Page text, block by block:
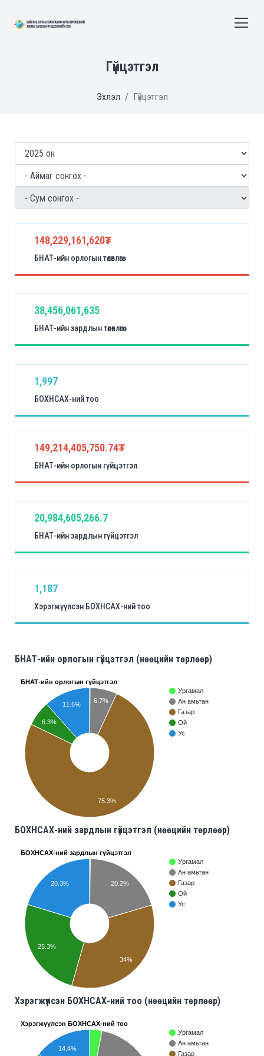
Гүйцэтгэл
Эхлэл Гүйцэтгэл
148,229,161,620₮
БНАТ-ийн орлогын төлөвлөгөө
38,456,061,635
БНАТ-ийн зардлын төлөвлөгөө
1,997
БОХНСАХ-ний тоо
149,214,405,750.74₮
БНАТ-ийн орлогын гүйцэтгэл
20,984,605,266.7
БНАТ-ийн зардлын гүйцэтгэл
1,187
Хэрэгжүүлсэн БОХНСАХ-ний тоо
БНАТ-ийн орлогын гүйцэтгэл (нөөцийн төрлөөр)
БНАТ-ийн орлогын гүйцэтгэл
Ургамал
Ан амьтан
Газар
Ой
Ус
6.7%
11.6%
6.3%
75.3%
БОХНСАХ-ний зардлын гүйцэтгэл (нөөцийн төрлөөр)
БОХНСАХ-ний зардлын гүйцэтгэл
Ургамал
Ан амьтан
Газар
Ой
Ус
20.2%
20.3%
25.3%
34%
Хэрэгжүүлсэн БОХНСАХ-ний тоо (нөөцийн төрлөөр)
Хэрэгжүүлсэн БОХНСАХ-ний тоо
Ургамал
Ан амьтан
Газар
14.4%